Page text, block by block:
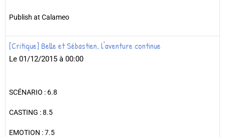
Publish at Calameo
[Critique] Belle et Sébastien, l'aventure continue
Le 01/12/2015 à 00:00
SCÉNARIO : 6.8
CASTING : 8.5
EMOTION : 7.5